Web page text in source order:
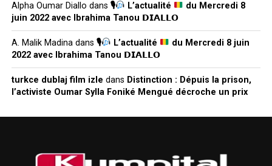
Alpha Oumar Diallo dans 🎙 L’actualité
du Mercredi 8
juin 2022 avec Ibrahima Tanou 𝗗𝗜𝗔𝗟𝗟𝗢
A. Malik Madinadans 🎙 L’actualité
du Mercredi 8 juin
2022 avec Ibrahima Tanou 𝗗𝗜𝗔𝗟𝗟𝗢
turkce dublaj film izle dans Distinction : Dépuis la prison,
l’activiste Oumar Sylla Foniké Mengué décroche un prix